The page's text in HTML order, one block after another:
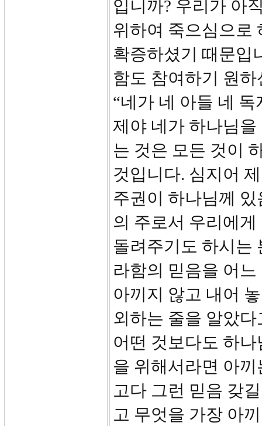
입니까? 우리가 아
위하여 죽으심으로
확증하셨기 때문입
함도 참여하기 원
“네가 네 아들 네
제야 네가 하나님
는 것은 모든 것이
것입니다. 심지어
주권이 하나님께
의 주로서 우리에
돌려주기도 하시는
라함의 믿음을 어
아끼지 않고 내어
외하는 줄을 알았
어떤 것보다도 하
을 위해서라면 아
고다 그런 믿음 갖
고 무엇을 가장 아